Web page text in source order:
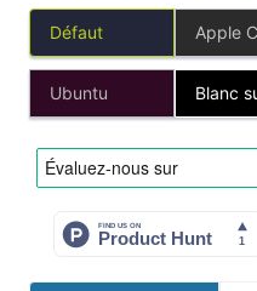
Défaut Apple
Ubuntu Blanc